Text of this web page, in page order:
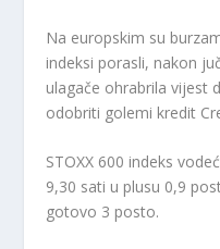
Na europskim su
indeksi porasli, nakon
ulagače ohrabrila vijest
odobriti golemi kredit
STOXX 600 indeks
9,30 sati u plusu 0,9
gotovo 3 posto.